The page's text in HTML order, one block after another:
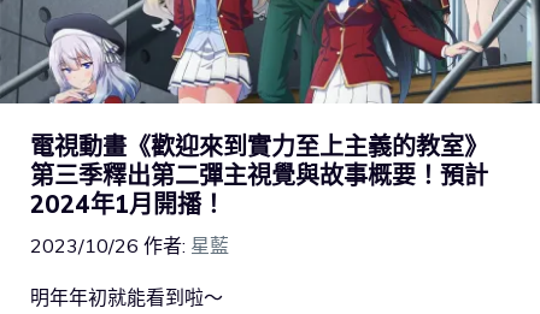
電視動畫《歡迎來到實力至上主義的教室》
第三季釋出第二彈主視覺與故事概要！預計
2024年1月開播！
2023/10/26 作者: 星藍
明年年初就能看到啦～